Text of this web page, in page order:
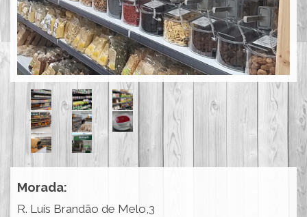
Morada:
R. Luis Brandão de Melo,3